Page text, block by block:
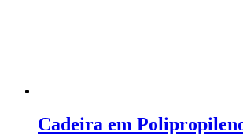
Cadeira em